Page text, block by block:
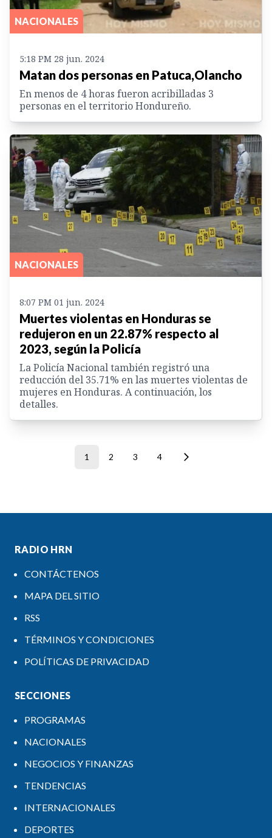
NACIONALES
5:18 PM 28 jun. 2024
Matan dos personas en Patuca,Olancho
En menos de 4 horas fueron acribilladas 3
personas en el territorio Hondureño.
NACIONALES
8:07 PM 01 jun. 2024
Muertes violentas en Honduras se
redujeron en un 22.87% respecto al
2023, según la Policía
La Policía Nacional también registró una
reducción del 35.71% en las muertes violentas de
mujeres en Honduras. A continuación, los
detalles.
1 2 3 4
RADIO HRN
CONTÁCTENOS
MAPA DEL SITIO
RSS
TÉRMINOS Y CONDICIONES
POLÍTICAS DE PRIVACIDAD
SECCIONES
PROGRAMAS
NACIONALES
NEGOCIOS Y FINANZAS
TENDENCIAS
INTERNACIONALES
DEPORTES